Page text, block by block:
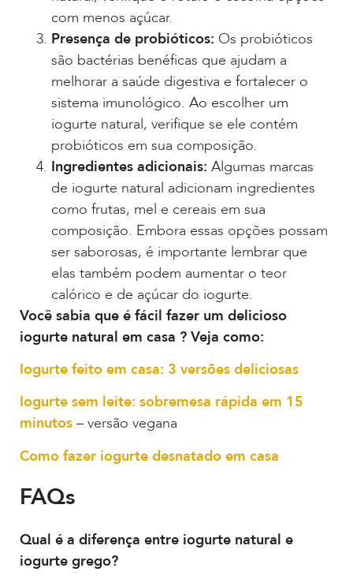
com menos açúcar.
Presença de probióticos: Os probióticos
são bactérias benéficas que ajudam a
melhorar a saúde digestiva e fortalecer o
sistema imunológico. Ao escolher um
iogurte natural, verifique se ele contém
probióticos em sua composição.
Ingredientes adicionais: Algumas marcas
de iogurte natural adicionam ingredientes
como frutas, mel e cereais em sua
composição. Embora essas opções possam
ser saborosas, é importante lembrar que
elas também podem aumentar o teor
calórico e de açúcar do iogurte.
Você sabia que é fácil fazer um delicioso
iogurte natural em casa ? Veja como:
Iogurte feito em casa: 3 versões deliciosas
Iogurte sem leite: sobremesa rápida em 15
minutos – versão vegana
Como fazer iogurte desnatado em casa
FAQs
Qual é a diferença entre iogurte natural e
iogurte grego?